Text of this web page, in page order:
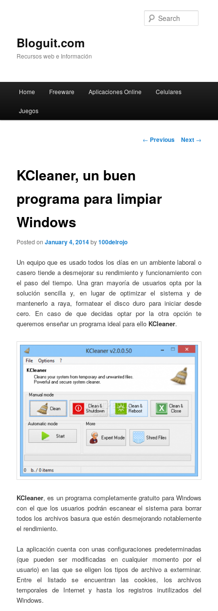
Bloguit.com
Recursos web e Información
Skip
to
Home Freeware Aplicaciones Online Celulares
Juegos
Post
← Previous Next →
KCleaner, un buen
programa para limpiar
Windows
Posted onJanuary 4, 2014by100delrojo
Un equipo que es usado todos los días en un ambiente laboral o
casero tiende a desmejorar su rendimiento y funcionamiento con
el paso del tiempo. Una gran mayoría de usuarios opta por la
solución sencilla y, en lugar de optimizar el sistema y de
mantenerlo a raya, formatear el disco duro para iniciar desde
cero. En caso de que decidas optar por la otra opción te
queremos enseñar un programa ideal para ello KCleaner.
KCleaner, es un programa completamente gratuito para Windows
con el que los usuarios podrán escanear el sistema para borrar
todos los archivos basura que estén desmejorando notablemente
el rendimiento.
La aplicación cuenta con unas configuraciones predeterminadas
(que pueden ser modificadas en cualquier momento por el
usuario) en las que se eligen los tipos de archivo a exterminar.
Entre el listado se encuentran las cookies, los archivos
temporales de Internet y hasta los registros inutilizados del
Windows.